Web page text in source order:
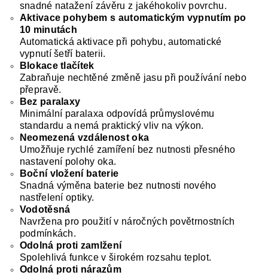
snadné natažení závěru z jakéhokoliv povrchu.
Aktivace pohybem s automatickým vypnutím po
10 minutách
Automatická aktivace při pohybu, automatické
vypnutí šetří baterii.
Blokace tlačítek
Zabraňuje nechtěné změně jasu při používání nebo
přepravě.
Bez paralaxy
Minimální paralaxa odpovídá průmyslovému
standardu a nemá praktický vliv na výkon.
Neomezená vzdálenost oka
Umožňuje rychlé zamíření bez nutnosti přesného
nastavení polohy oka.
Boční vložení baterie
Snadná výměna baterie bez nutnosti nového
nastřelení optiky.
Vodotěsná
Navržena pro použití v náročných povětrnostních
podmínkách.
Odolná proti zamlžení
Spolehlivá funkce v širokém rozsahu teplot.
Odolná proti nárazům